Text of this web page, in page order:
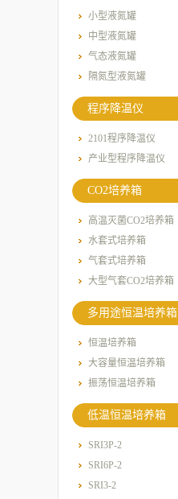
小型液氮罐
中型液氮罐
气态液氮罐
隔氮型液氮罐
程序降温仪
2101程序降温仪
产业型程序降温仪
CO2培养箱
高温灭菌CO2培养箱
水套式培养箱
气套式培养箱
大型气套CO2培养箱
多用途恒温培养箱
恒温培养箱
大容量恒温培养箱
振荡恒温培养箱
低温恒温培养箱
SRI3P-2
SRI6P-2
SRI3-2